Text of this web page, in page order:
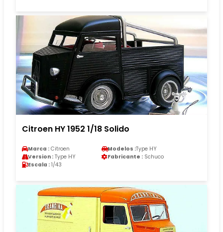
Citroen HY 1952 1/18 Solido
Marca : Citroen Modelos :Type HY
Version : Type HY Fabricante : Schuco
Escala : 1/43